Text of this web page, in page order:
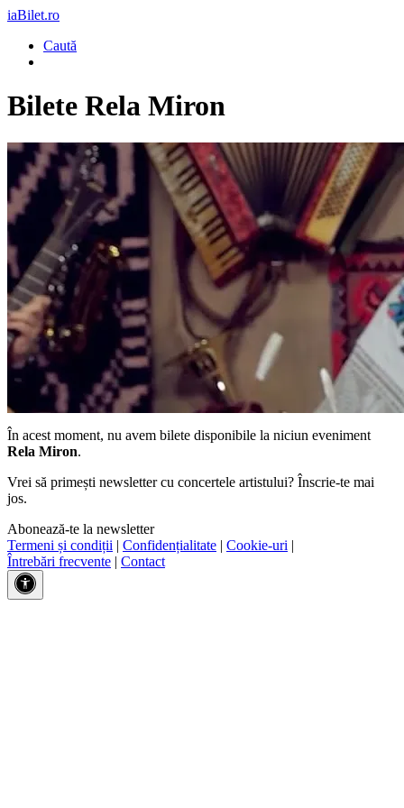
iaBilet.ro
Caută
Bilete Rela Miron
În acest moment, nu avem bilete disponibile la niciun eveniment
Rela Miron.
Vrei să primești newsletter cu concertele artistului? Înscrie-te mai
jos.
Abonează-te la newsletter
Termeni și condiții | Confidențialitate | Cookie-uri |
Întrebări frecvente | Contact